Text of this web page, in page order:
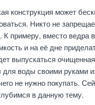
конструкция может
Никто не
примеру, вместо ведра
и на её дне
выпускаться
воды своими руками
не нужно покупать.
в данную тему.